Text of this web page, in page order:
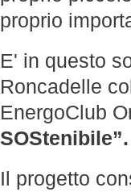
proprio
E' in questo
Roncadelle
EnergoClub
SOStenibile”.
Il progetto